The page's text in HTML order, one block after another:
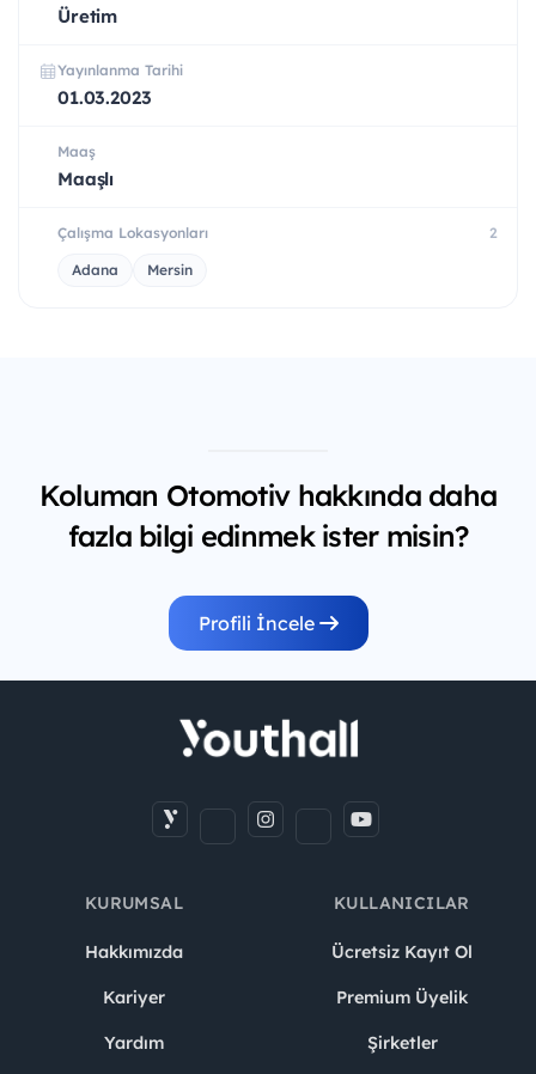
Üretim
Yayınlanma Tarihi
01.03.2023
Maaş
Maaşlı
Çalışma Lokasyonları 2
Adana Mersin
Koluman Otomotiv hakkında daha
fazla bilgi edinmek ister misin?
Profili İncele
KURUMSAL
Hakkımızda
Kariyer
Yardım
KULLANICILAR
Ücretsiz Kayıt Ol
Premium Üyelik
Şirketler